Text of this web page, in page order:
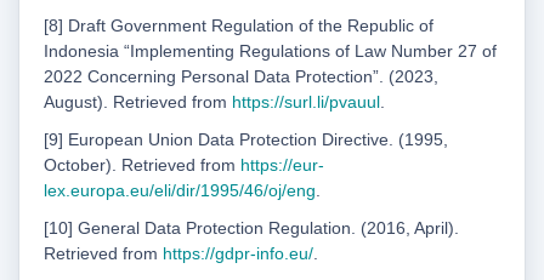
[8] Draft Government Regulation of the Republic of
Indonesia “Implementing Regulations of Law Number 27 of
2022 Concerning Personal Data Protection”. (2023,
August). Retrieved from https://surl.li/pvauul.
[9] European Union Data Protection Directive. (1995,
October). Retrieved from https://eur-
lex.europa.eu/eli/dir/1995/46/oj/eng.
[10] General Data Protection Regulation. (2016, April).
Retrieved from https://gdpr-info.eu/.